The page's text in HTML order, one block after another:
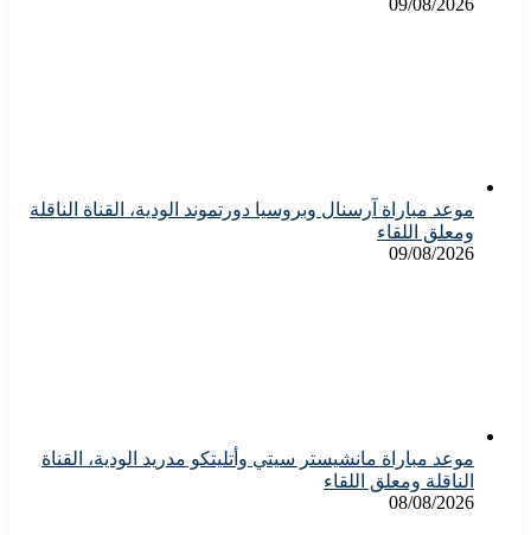
09/08/2026
موعد مباراة آرسنال وبروسيا دورتموند الودية، القناة الناقلة
ومعلق اللقاء
09/08/2026
موعد مباراة مانشيستر سيتي وأتليتكو مدريد الودية، القناة
الناقلة ومعلق اللقاء
08/08/2026